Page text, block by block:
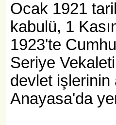
Ocak 1921
kabulü, 1
1923'te
Seriye
devlet işlerinin
Anayasa'da